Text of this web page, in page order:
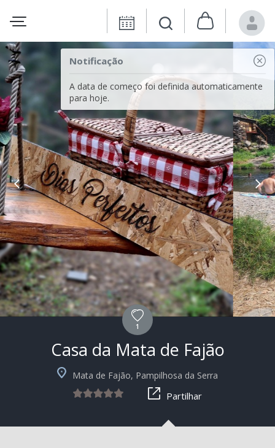
Notificação
A data de começo foi definida automaticamente
para hoje.
+3
1
Casa da Mata de Fajão
Mata de Fajão, Pampilhosa da Serra
Partilhar